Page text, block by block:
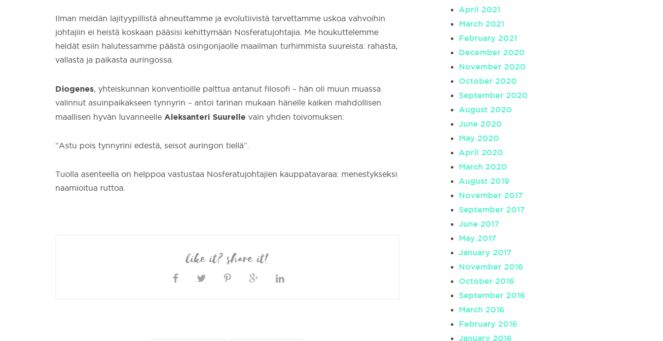
Ilman meidän lajityypillistä ahneuttamme ja evolutiivistä tarvettamme uskoa vahvoihin
johtajiin ei heistä koskaan pääsisi kehittymään Nosferatujohtajia. Me houkuttelemme
heidät esiin halutessamme päästä osingonjaolle maailman turhimmista suureista: rahasta,
vallasta ja paikasta auringossa.
Diogenes, yhteiskunnan konventioille palttua antanut filosofi – hän oli muun muassa
valinnut asuinpaikakseen tynnyrin – antoi tarinan mukaan hänelle kaiken mahdollisen
maallisen hyvän luvanneelle Aleksanteri Suurelle vain yhden toivomuksen:
“Astu pois tynnyrini edestä, seisot auringon tiellä”.
Tuolla asenteella on helppoa vastustaa Nosferatujohtajien kauppatavaraa: menestykseksi
naamioitua ruttoa.
like it? share it!
April 2021
March 2021
February 2021
December 2020
November 2020
October 2020
September 2020
August 2020
June 2020
May 2020
April 2020
March 2020
August 2019
November 2017
September 2017
June 2017
May 2017
January 2017
November 2016
October 2016
September 2016
March 2016
February 2016
January 2016